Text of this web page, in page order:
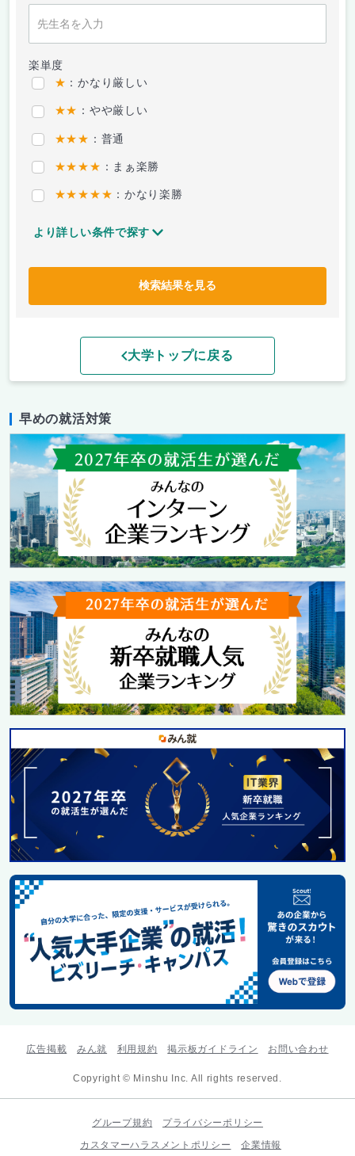
楽単度
★ ：かなり厳しい
★★ ：やや厳しい
★★★ ：普通
★★★★ ：まぁ楽勝
★★★★★ ：かなり楽勝
より詳しい条件で探す
検索結果を見る
大学トップに戻る
早めの就活対策
広告掲載 みん就 利用規約 掲示板ガイドライン お問い合わせ
Copyright © Minshu Inc. All rights reserved.
グループ規約
プライバシーポリシー
カスタマーハラスメントポリシー
企業情報